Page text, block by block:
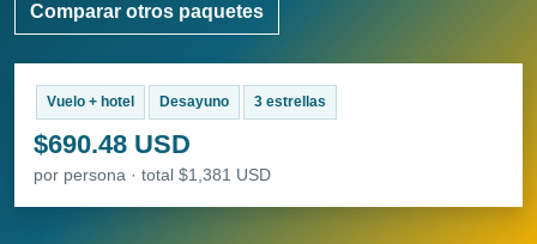
Comparar otros paquetes
Vuelo + hotel Desayuno 3 estrellas
$690.48 USD
por persona · total $1,381 USD